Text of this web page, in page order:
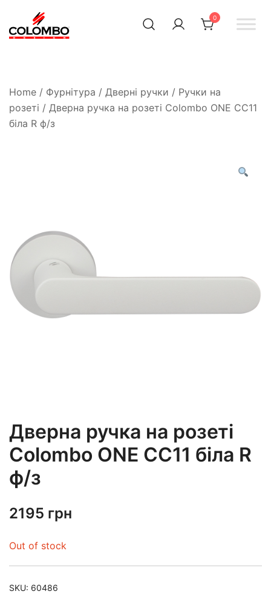
0
Home / Фурнітура / Дверні ручки / Ручки на
розеті / Дверна ручка на розеті Colombo ONE CC11
біла R ф/з
Дверна ручка на розеті
Colombo ONE CC11 біла R
ф/з
2195 грн
Out of stock
SKU: 60486